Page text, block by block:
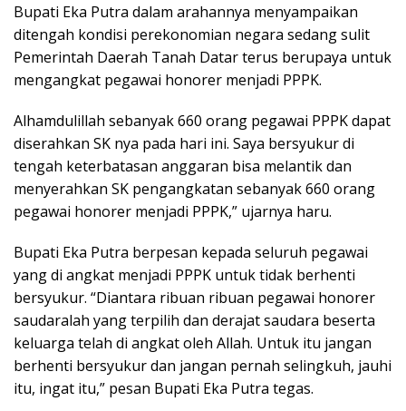
Bupati Eka Putra dalam arahannya menyampaikan
ditengah kondisi perekonomian negara sedang sulit
Pemerintah Daerah Tanah Datar terus berupaya untuk
mengangkat pegawai honorer menjadi PPPK.
Alhamdulillah sebanyak 660 orang pegawai PPPK dapat
diserahkan SK nya pada hari ini. Saya bersyukur di
tengah keterbatasan anggaran bisa melantik dan
menyerahkan SK pengangkatan sebanyak 660 orang
pegawai honorer menjadi PPPK,” ujarnya haru.
Bupati Eka Putra berpesan kepada seluruh pegawai
yang di angkat menjadi PPPK untuk tidak berhenti
bersyukur. “Diantara ribuan ribuan pegawai honorer
saudaralah yang terpilih dan derajat saudara beserta
keluarga telah di angkat oleh Allah. Untuk itu jangan
berhenti bersyukur dan jangan pernah selingkuh, jauhi
itu, ingat itu,” pesan Bupati Eka Putra tegas.